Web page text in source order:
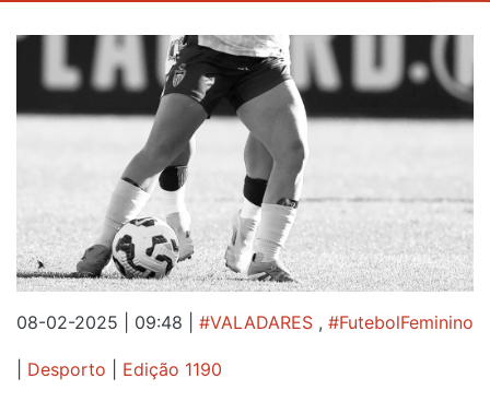
08-02-2025 | 09:48 #VALADARES , #FutebolFeminino
Desporto Edição 1190